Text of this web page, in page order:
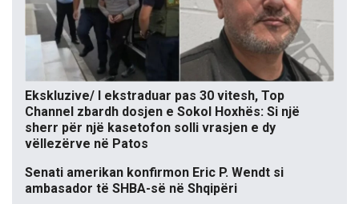
Ekskluzive/ I ekstraduar pas 30 vitesh, Top
Channel zbardh dosjen e Sokol Hoxhës: Si një
sherr për një kasetofon solli vrasjen e dy
vëllezërve në Patos
Senati amerikan konfirmon Eric P. Wendt si
ambasador të SHBA-së në Shqipëri